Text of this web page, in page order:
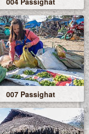
007 Passighat